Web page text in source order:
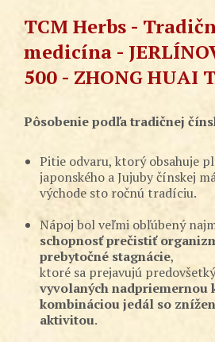
TCM Herbs -
medicína -
500 - ZHONG HUAI
Pôsobenie podľa tradičnej
Pitie odvaru, ktorý obsahuje
japonského a Jujuby čínskej
východe sto ročnú tradíciu.
Nápoj bol veľmi obľúbený
schopnosť prečistiť
prebytočné stagnácie,
ktoré sa prejavujú
vyvolaných nadpriemernou
kombináciou jedál so
aktivitou.